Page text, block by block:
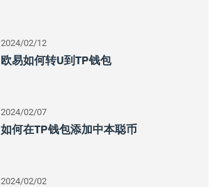
2024/02/12
欧易如何转U到TP钱包
2024/02/07
如何在TP钱包添加中本聪币
2024/02/02